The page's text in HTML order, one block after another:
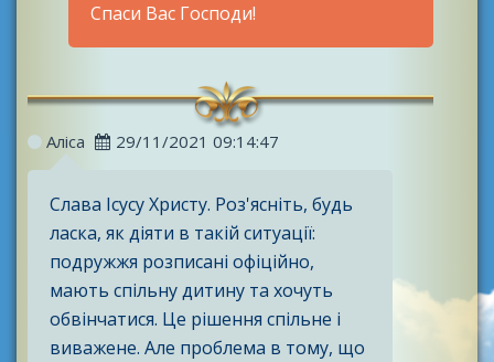
Спаси Вас Господи!
Аліса 29/11/2021 09:14:47
Слава Ісусу Христу. Роз'ясніть, будь
ласка, як діяти в такій ситуації:
подружжя розписані офіційно,
мають спільну дитину та хочуть
обвінчатися. Це рішення спільне і
виважене. Але проблема в тому, що